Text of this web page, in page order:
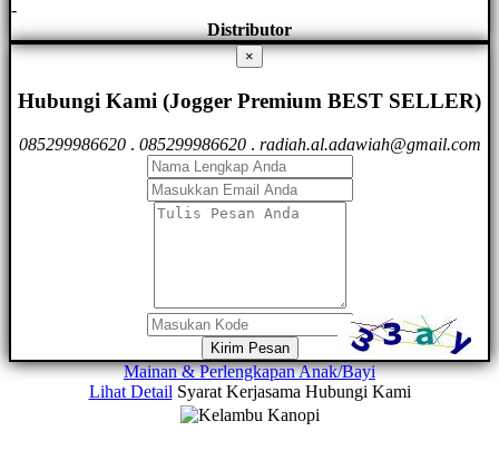
-
Distributor
×
Hubungi Kami (Jogger Premium BEST SELLER)
085299986620. 085299986620. radiah.al.adawiah@gmail.com
Kirim Pesan
Mainan & Perlengkapan Anak/Bayi
Lihat Detail Syarat Kerjasama Hubungi Kami